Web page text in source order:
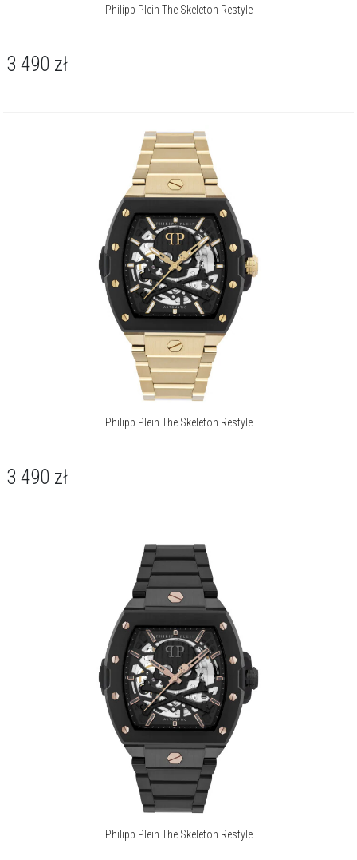
Philipp Plein The Skeleton Restyle
3 490 zł
Philipp Plein The Skeleton Restyle
3 490 zł
Philipp Plein The Skeleton Restyle